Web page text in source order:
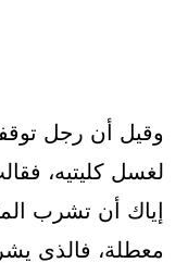
وقيل أن رجل
لغسل كليتيه،
إياك أن تشرب
معطلة، فالذى